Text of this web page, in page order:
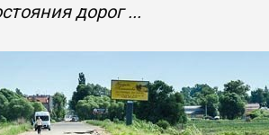
дорог ...